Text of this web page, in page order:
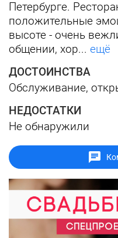
Петербурге.
положительные
высоте - очень
общении, хор... ещё
ДОСТОИНСТВА
Обслуживание,
НЕДОСТАТКИ
Не обнаружили